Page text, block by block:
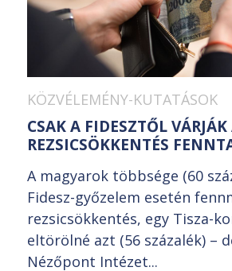
KÖZVÉLEMÉNY-KUTATÁSOK
CSAK A FIDESZTŐL VÁRJÁK
REZSICSÖKKENTÉS
A magyarok többsége (60
Fidesz-győzelem esetén
rezsicsökkentés, egy Tisza-
eltörölné azt (56 százalék) –
Nézőpont Intézet...